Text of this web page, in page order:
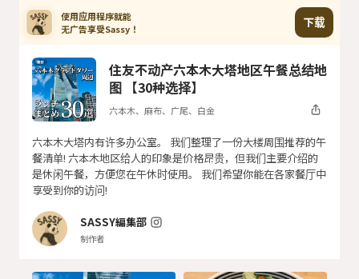
使用应用程序就能
无广告享受Sassy！
下载
住友不动产六本木大塔地区午餐总结地
图 【30种选择】
六本木、麻布、广尾、白金
六本木大塔内有许多办公室。 我们整理了一份大楼周围推荐的午
餐清单! 六本木地区给人的印象是价格昂贵，但我们主要介绍的
是休闲午餐，方便您在午休时使用。 我们希望你能在各家餐厅中
享受到你的访问!
SASSY編集部
制作者